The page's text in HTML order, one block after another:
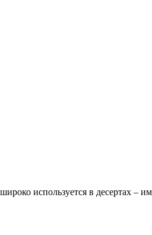
используется в десертах